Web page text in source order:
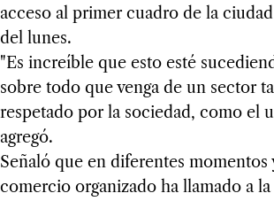
acceso al primer cuadro de la
del lunes.
"Es increíble que esto esté
sobre todo que venga de un sector
respetado por la sociedad, como el
agregó.
Señaló que en diferentes momentos
comercio organizado ha llamado a